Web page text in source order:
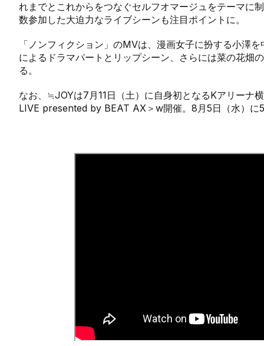
れまでとこれからをつなぐセルフオマージュをテーマに
数参加した大迫力なライブシーンも注目ポイントに。
「ノンフィクション」のMVは、漫画女子に扮する小澤
によるドラマパートとリップシーン、さらには菜の花畑
る。
なお、≒JOYは7月11日（土）に自身初となるKアリー
LIVE presented by BEAT AX＞w開催。8月5日（水）に